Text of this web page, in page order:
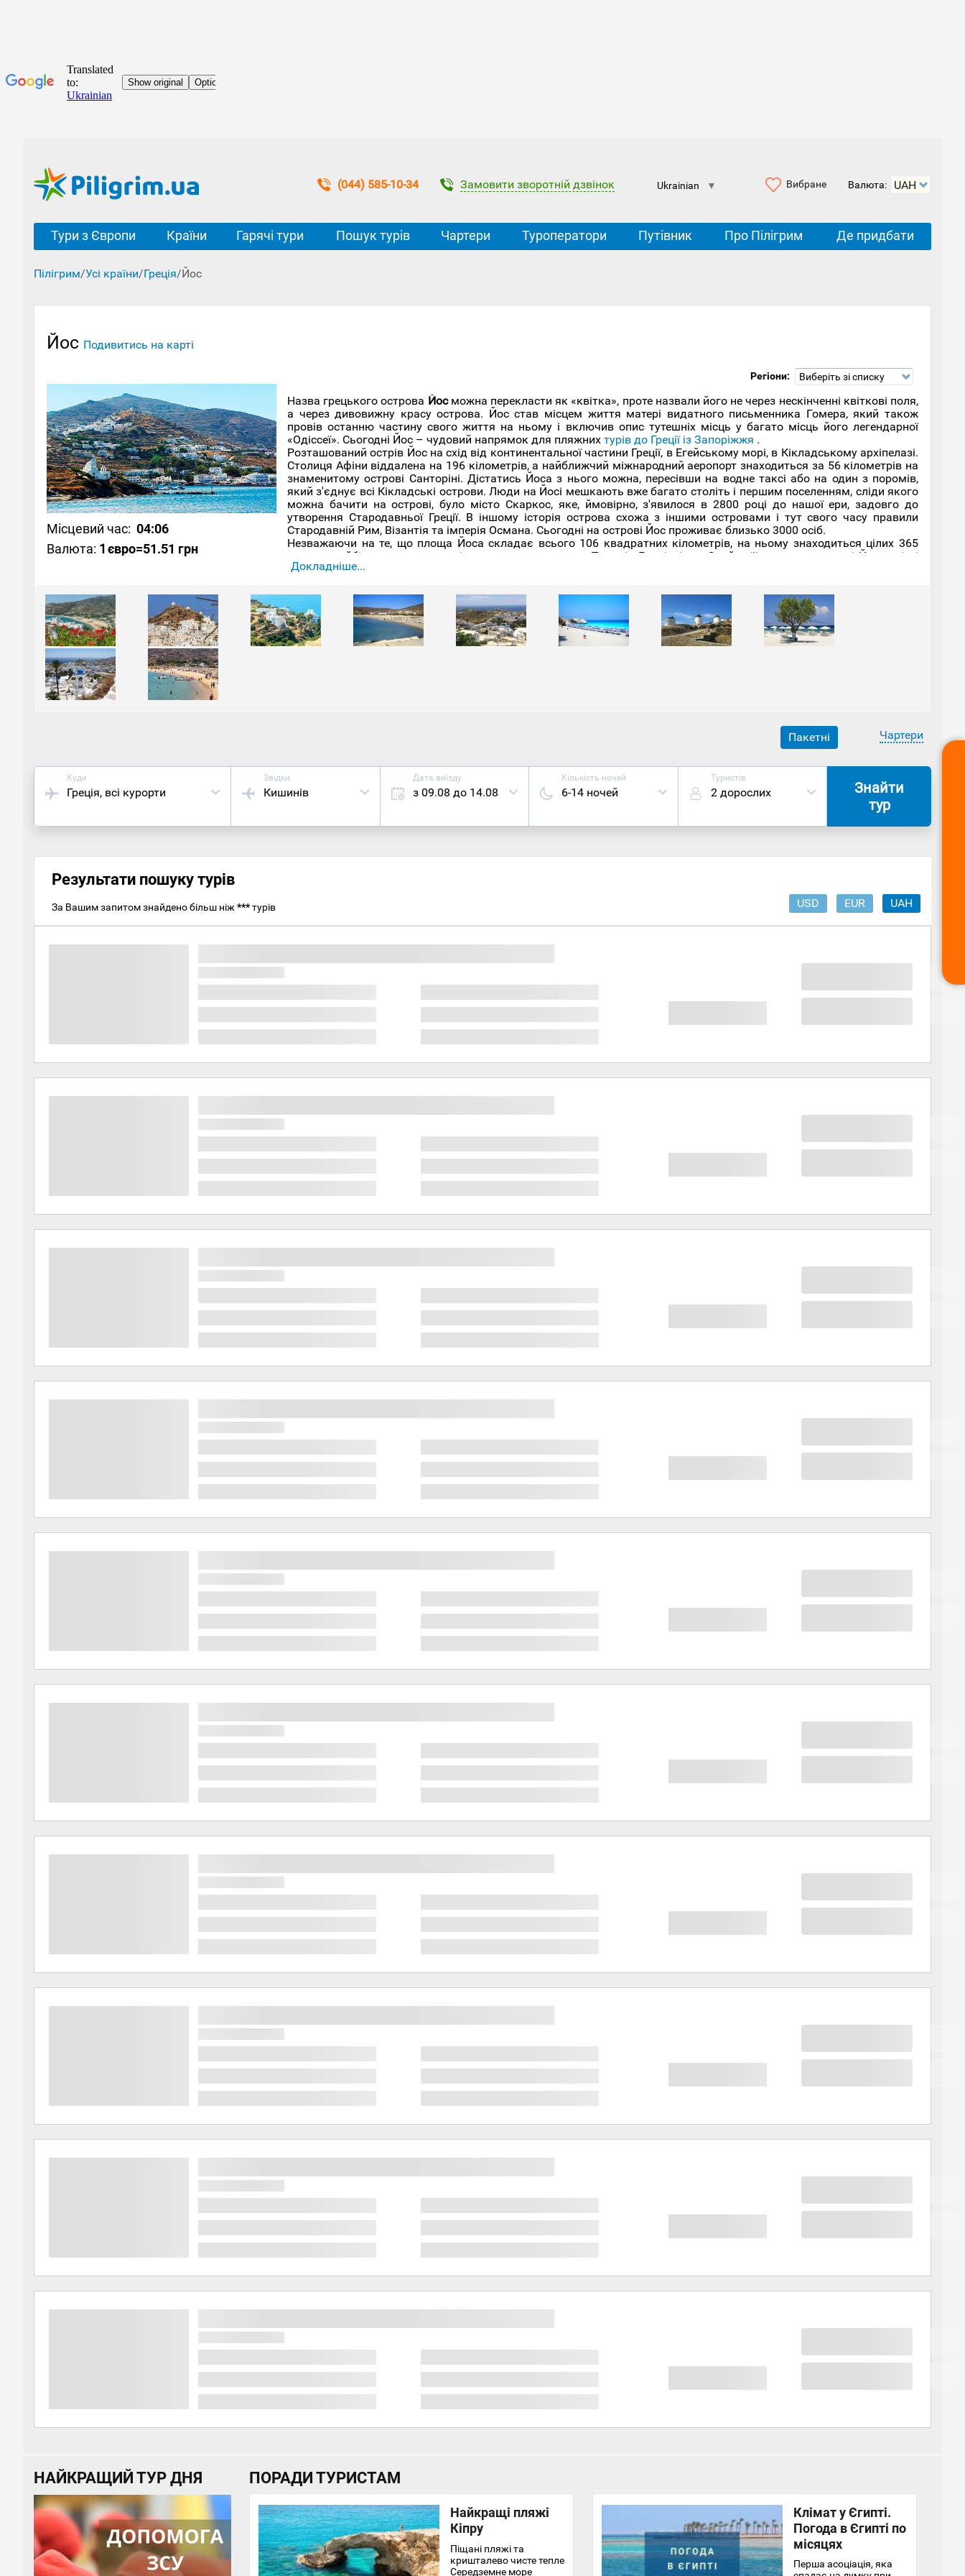
(044) 585-10-34 Замовити зворотній дзвінок Ukrainian ▼ Вибране Валюта:
Тури з Європи Країни Гарячі тури Пошук турів Чартери Туроператори Путівник Про Пілігрим Де придбати
Пілігрим/Усі країни/Греція/Йос
Йос Подивитись на карті
Регіони: Виберіть зі списку
Місцевий час: 04:06
Валюта: 1 євро=51.51 грн
Назва грецького острова Йосможна перекласти як «квітка», проте назвали його не через нескінченні квіткові поля,
а через дивовижну красу острова. Йос став місцем життя матері видатного письменника Гомера, який також
провів останню частину свого життя на ньому і включив опис тутешніх місць у багато місць його легендарної
«Одіссеї». Сьогодні Йос – чудовий напрямок для пляжних турів до Греції із Запоріжжя .
Розташований острів Йос на схід від континентальної частини Греції, в Егейському морі, в Кікладському архіпелазі.
Столиця Афіни віддалена на 196 кілометрів, а найближчий міжнародний аеропорт знаходиться за 56 кілометрів на
знаменитому острові Санторіні. Дістатись Йоса з нього можна, пересівши на водне таксі або на один з поромів,
який з'єднує всі Кікладські острови. Люди на Йосі мешкають вже багато століть і першим поселенням, сліди якого
можна бачити на острові, було місто Скаркос, яке, ймовірно, з'явилося в 2800 році до нашої ери, задовго до
утворення Стародавньої Греції. В іншому історія острова схожа з іншими островами і тут свого часу правили
Стародавній Рим, Візантія та імперія Османа. Сьогодні на острові Йос проживає близько 3000 осіб.
Незважаючи на те, що площа Йоса складає всього 106 квадратних кілометрів, на ньому знаходиться цілих 365
церков, найбільш популярною і знаменитою з яких є Пананія Греміотісса. Знайти її можна в столиці Йоса, місті
Хора, на найвищому пагорбі, з якого добре видно всю округу. Саме ця церква стає місцем проведення найбільшого
потім на вулицях люди танцюють, веселяться і святкують до заходу сонця.
Однак Йос - це в першу чергу пляжний курорт
Греціїі головним об'єктом уваги на ньому стають пляжі. Такі пляжі як
Мілопотас, Магганарі, Псаті, Йіалос, Каламос та Айя Теодоті є найбільш популярними серед іноземних та грецьких
мандрівників, які іноді обирають цей острів для внутрішнього туризму. Нерідко на Йос приїжджають і дайвери, для
яких біля узбережжя острова є безліч дивовижних місць для вивчення, що включають підводні печери та кораблі,
Докладніше...
Пакетні Чартери
Куди
Греція, всі курорти
Звідки
Кишинів
Дата виїзду
з 09.08 до 14.08
Кількість ночей
6-14 ночей
Туристів
2 дорослих
Знайти
тур
Результати пошуку турів
USD EUR UAH
За Вашим запитом знайдено більш ніж ***турів
НАЙКРАЩИЙ ТУР ДНЯ ПОРАДИ ТУРИСТАМ
Найкращі пляжі
Кіпру
Піщані пляжі та
кришталево чисте тепле
Середземне море
Клімат у Єгипті.
Погода в Єгипті по
місяцях
Перша асоціація, яка